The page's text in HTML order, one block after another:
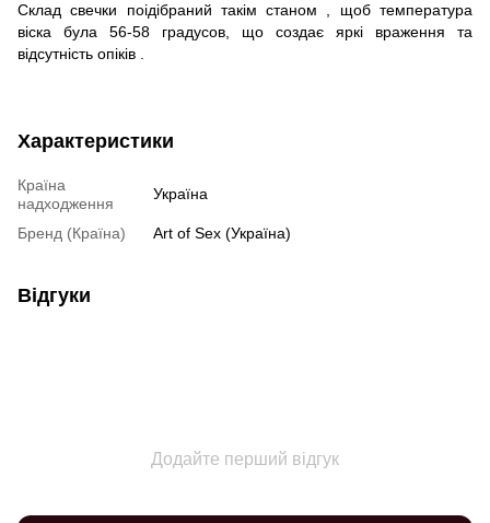
Склад свечки поідібраний такім станом , щоб температура
віска була 56-58 градусов, що создає яркі враження та
відсутність опіків .
Характеристики
Країна
надходження
Україна
Бренд (Країна) Art of Sex (Україна)
Відгуки
Додайте перший відгук